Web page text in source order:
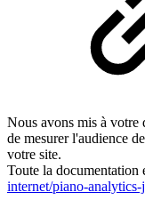
Nous avons mis à votre
de mesurer l'audience
votre site.
Toute la documentation
internet/piano-